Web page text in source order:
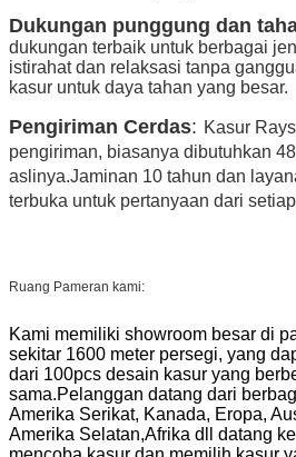
Dukungan punggung dan
dukungan terbaik untuk berbagai
istirahat dan relaksasi tanpa
kasur untuk daya tahan yang besar.
Pengiriman Cerdas: Kasur
pengiriman, biasanya dibutuhkan
aslinya.Jaminan 10 tahun dan
terbuka untuk pertanyaan dari
Ruang Pameran kami:
Kami memiliki showroom besar di
sekitar 1600 meter persegi, yang
dari 100pcs desain kasur yang
sama.Pelanggan datang dari
Amerika Serikat, Kanada, Eropa,
Amerika Selatan,Afrika dll datang